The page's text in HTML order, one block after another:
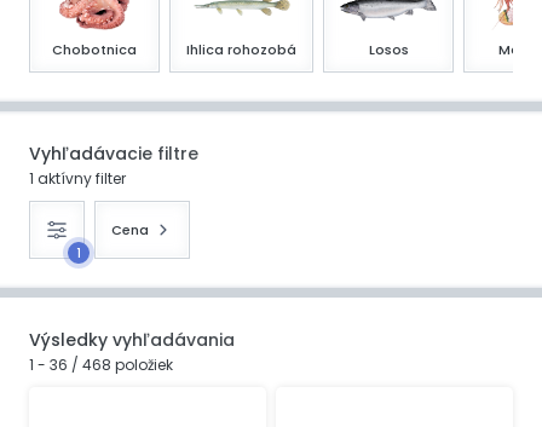
Chobotnica Ihlica rohozobá Losos
Vyhľadávacie filtre
1 aktívny filter
1
Cena
Výsledky vyhľadávania
1 - 36 / 468 položiek